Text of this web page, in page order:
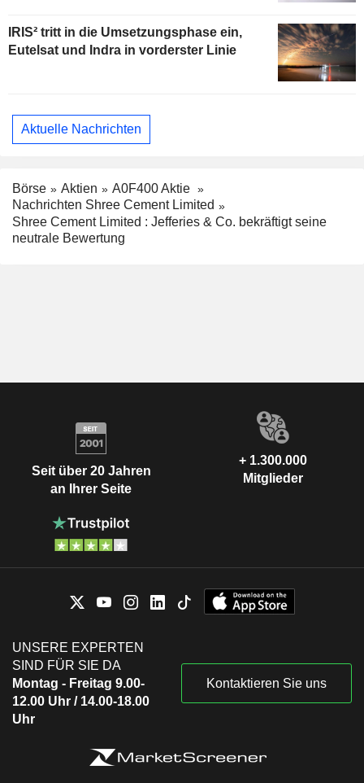
IRIS² tritt in die Umsetzungsphase ein,
Eutelsat und Indra in vorderster Linie
Aktuelle Nachrichten
Börse Aktien
A0F400 Aktie
Nachrichten Shree Cement Limited
Shree Cement Limited : Jefferies & Co. bekräftigt seine
neutrale Bewertung
Seit über 20 Jahren
an Ihrer Seite
+ 1.300.000
Mitglieder
UNSERE EXPERTEN
SIND FÜR SIE DA
Montag - Freitag 9.00-
12.00 Uhr / 14.00-18.00
Uhr
Kontaktieren Sie uns